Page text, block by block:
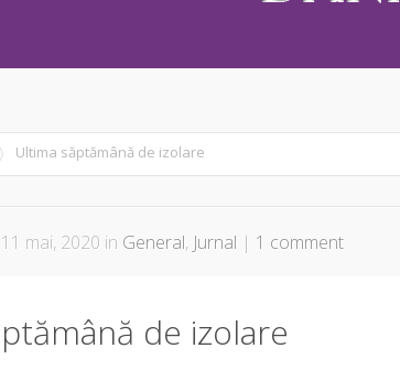
Ultima săptămână de izolare
mai, 2020 in General, Jurnal | 1 comment
de izolare